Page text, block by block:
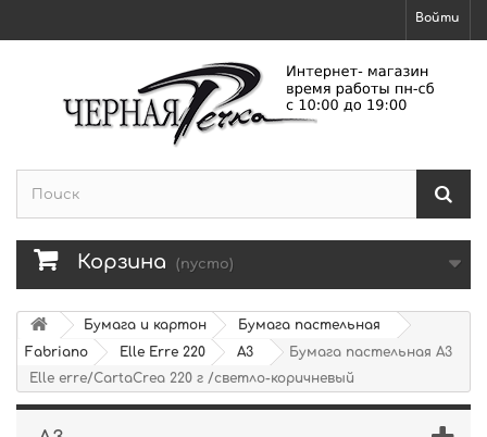
Войти
Корзина (пусто)
Бумага и картон
Бумага пастельная
Fabriano
Elle Erre 220 А3
Бумага пастельная А3
Elle erre/CartaCrea 220 г /светло-коричневый